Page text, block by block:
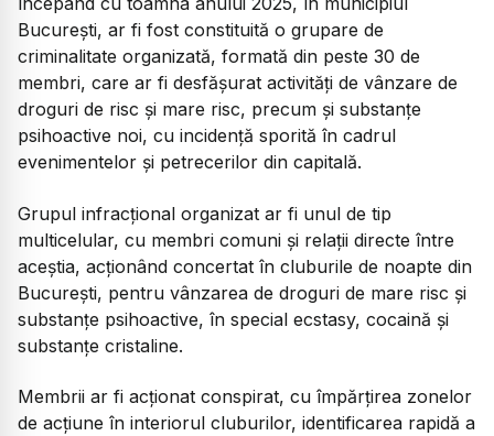
București, ar fi fost constituită o grupare de
criminalitate organizată, formată din peste 30 de
membri, care ar fi desfășurat activități de vânzare de
droguri de risc și mare risc, precum și substanțe
psihoactive noi, cu incidență sporită în cadrul
evenimentelor și petrecerilor din capitală.
Grupul infracțional organizat ar fi unul de tip
multicelular, cu membri comuni și relații directe între
aceștia, acționând concertat în cluburile de noapte din
București, pentru vânzarea de droguri de mare risc și
substanțe psihoactive, în special ecstasy, cocaină și
substanțe cristaline.
Membrii ar fi acționat conspirat, cu împărțirea zonelor
de acțiune în interiorul cluburilor, identificarea rapidă a